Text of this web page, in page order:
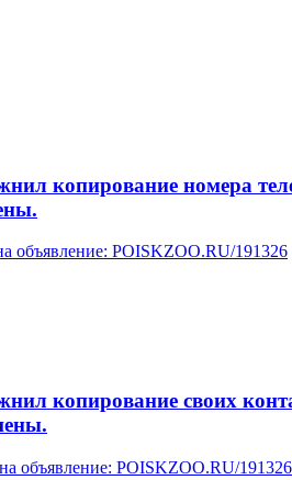
копирование номера
объявление: POISKZOO.RU/191326
копирование своих
объявление: POISKZOO.RU/191326